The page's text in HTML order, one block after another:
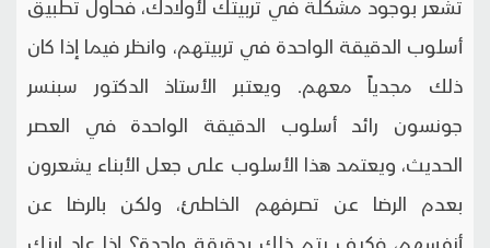
تشعر بوجود مشكلة في تربيتك لأولادك، فحاول تطبيق
أسلوب الدقيقة الواحدة في تربيتهم، وانظر فيما إذا كان
ذلك مجدياً معهم. ويعتبر الأستاذ الدكتور سبنسر
جونسون رائد أسلوب الدقيقة الواحدة في العصر
الحديث، ويعتمد هذا الأسلوب على جعل الأبناء يشعرون
بعدم الرضا عن تصرفهم الخاطئ، ولكن بالرضا عن
أنفسهم، فكيف يتم ذلك بدقيقة واحدة؟ إذا عاد ابنك